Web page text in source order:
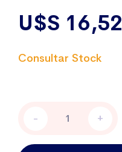
U$S 16,52
plástica
inseminar
- +